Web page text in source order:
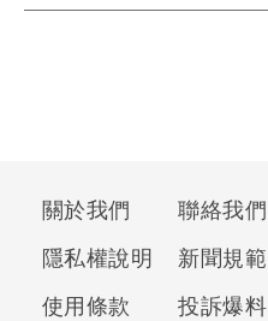
關於我們
聯絡我們
隱私權說明
新聞規範
使用條款
投訴爆料